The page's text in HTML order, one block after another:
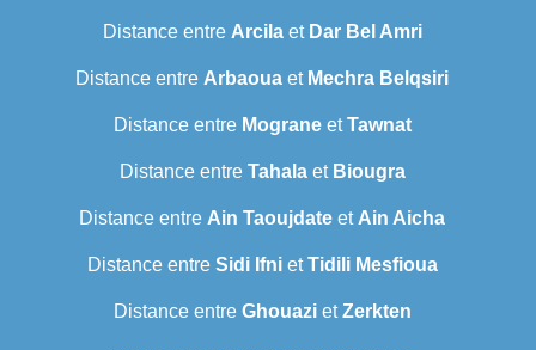
Distance entre Arcilaet Dar Bel Amri
Distance entre Arbaoua et Mechra Belqsiri
Distance entre MograneetTawnat
Distance entre Tahalaet Biougra
Distance entre Ain Taoujdate et Ain Aicha
Distance entre Sidi IfnietTidili Mesfioua
Distance entre GhouazietZerkten